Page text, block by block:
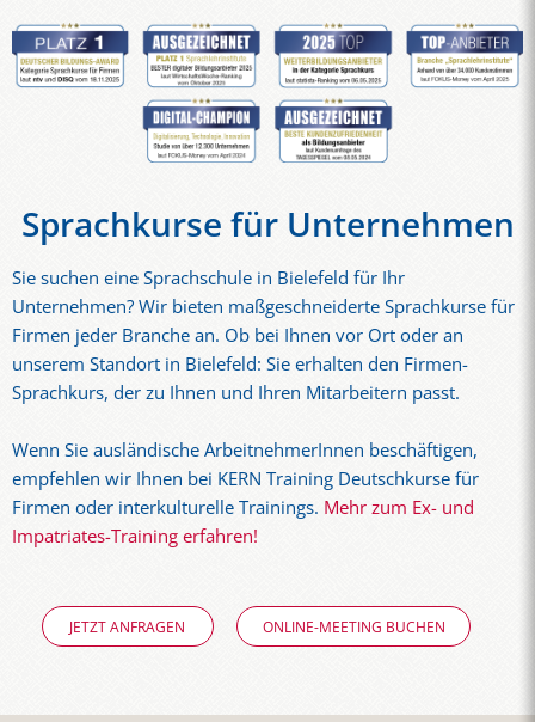
Sprachkurse für Unternehmen
Sie suchen eine Sprachschule in Bielefeld für Ihr
Unternehmen? Wir bieten maßgeschneiderte Sprachkurse für
Firmen jeder Branche an. Ob bei Ihnen vor Ort oder an
unserem Standort in Bielefeld: Sie erhalten den Firmen-
Sprachkurs, der zu Ihnen und Ihren Mitarbeitern passt.
Wenn Sie ausländische ArbeitnehmerInnen beschäftigen,
empfehlen wir Ihnen bei KERN Training Deutschkurse für
Firmen oder interkulturelle Trainings. Mehr zum Ex- und
Impatriates-Training erfahren!
JETZT ANFRAGEN ONLINE-MEETING BUCHEN